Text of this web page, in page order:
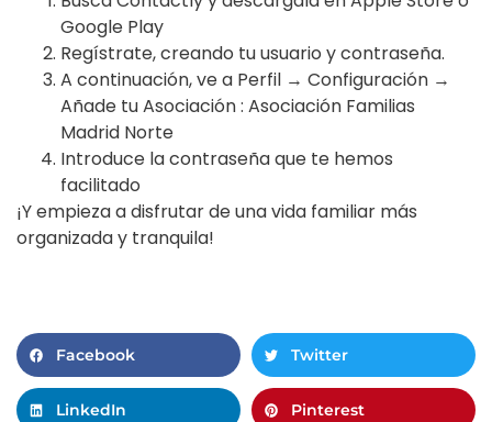
Google Play
Regístrate, creando tu usuario y contraseña.
A continuación, ve a Perfil → Configuración →
Añade tu Asociación : Asociación Familias
Madrid Norte
Introduce la contraseña que te hemos
facilitado
¡Y empieza a disfrutar de una vida familiar más
organizada y tranquila!
Facebook Twitter
LinkedIn Pinterest